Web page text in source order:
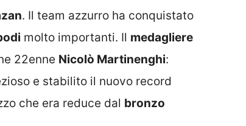
. Il team azzurro ha conquistato
molto importanti. Il medagliere
22enne Nicolò Martinenghi:
e stabilito il nuovo record
che era reduce dal bronzo